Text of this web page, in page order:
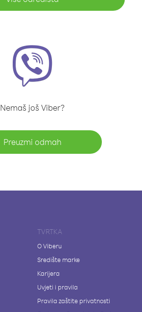
Nemaš još Viber?
Preuzmi odmah
TVRTKA
O Viberu
Središte marke
Karijera
Uvjeti i pravila
Pravila zaštite privatnosti